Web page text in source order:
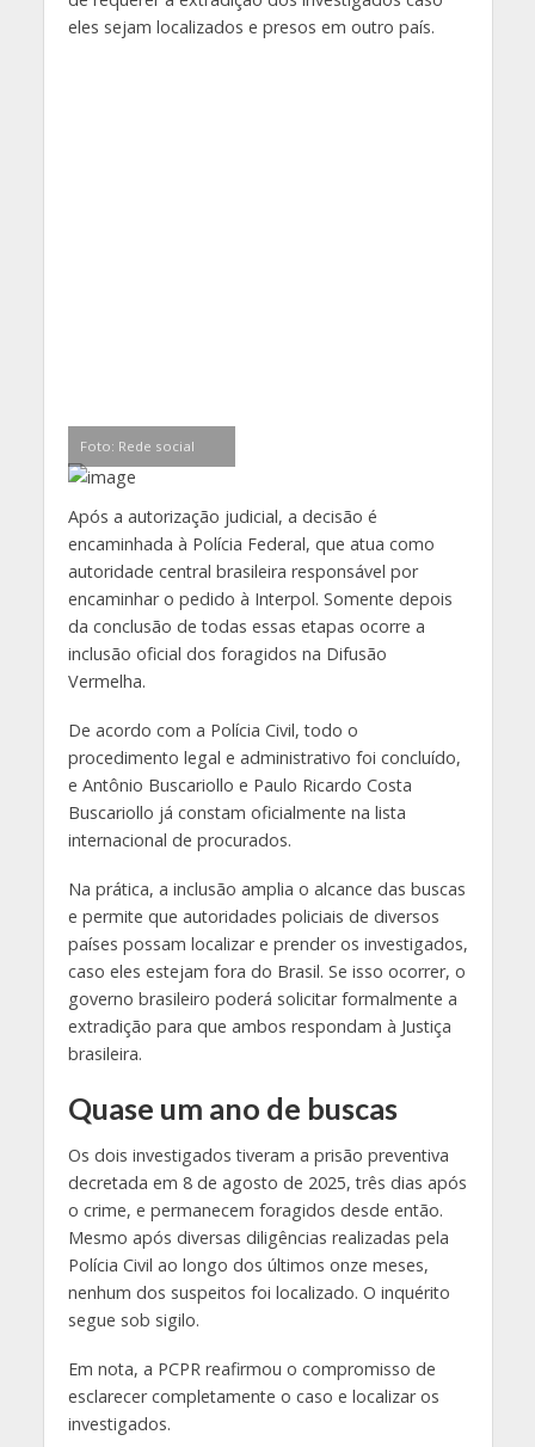
eles sejam localizados e presos em outro país.
Foto: Rede social
Após a autorização judicial, a decisão é
encaminhada à Polícia Federal, que atua como
autoridade central brasileira responsável por
encaminhar o pedido à Interpol. Somente depois
da conclusão de todas essas etapas ocorre a
inclusão oficial dos foragidos na Difusão
Vermelha.
De acordo com a Polícia Civil, todo o
procedimento legal e administrativo foi concluído,
e Antônio Buscariollo e Paulo Ricardo Costa
Buscariollo já constam oficialmente na lista
internacional de procurados.
Na prática, a inclusão amplia o alcance das buscas
e permite que autoridades policiais de diversos
países possam localizar e prender os investigados,
caso eles estejam fora do Brasil. Se isso ocorrer, o
governo brasileiro poderá solicitar formalmente a
extradição para que ambos respondam à Justiça
brasileira.
Quase um ano de buscas
Os dois investigados tiveram a prisão preventiva
decretada em 8 de agosto de 2025, três dias após
o crime, e permanecem foragidos desde então.
Mesmo após diversas diligências realizadas pela
Polícia Civil ao longo dos últimos onze meses,
nenhum dos suspeitos foi localizado. O inquérito
segue sob sigilo.
Em nota, a PCPR reafirmou o compromisso de
esclarecer completamente o caso e localizar os
investigados.